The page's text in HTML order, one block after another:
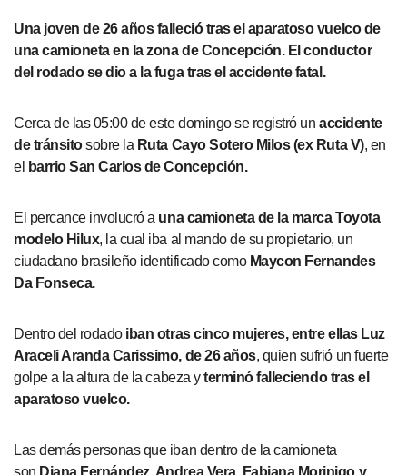
Una joven de 26 años falleció tras el aparatoso vuelco de
una camioneta en la zona de Concepción. El conductor
del rodado se dio a la fuga tras el accidente fatal.
Cerca de las 05:00 de este domingo se registró un accidente
de tránsitosobre la Ruta Cayo Sotero Milos (ex Ruta V), en
el barrio San Carlos de Concepción.
El percance involucró a una camioneta de la marca Toyota
modelo Hilux, la cual iba al mando de su propietario, un
ciudadano brasileño identificado como Maycon Fernandes
Da Fonseca.
Dentro del rodadoiban otras cinco mujeres, entre ellas Luz
Araceli Aranda Carissimo, de 26 años, quien sufrió un fuerte
golpe a la altura de la cabeza yterminó falleciendo tras el
aparatoso vuelco.
Las demás personas que iban dentro de la camioneta
son Diana Fernández, Andrea Vera, Fabiana Morinigo y